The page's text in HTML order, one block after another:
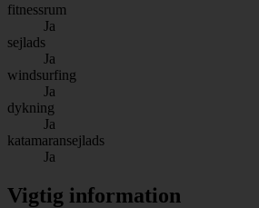
fitnessrum
Ja
sejlads
Ja
windsurfing
Ja
dykning
Ja
katamaransejlads
Ja
Vigtig information